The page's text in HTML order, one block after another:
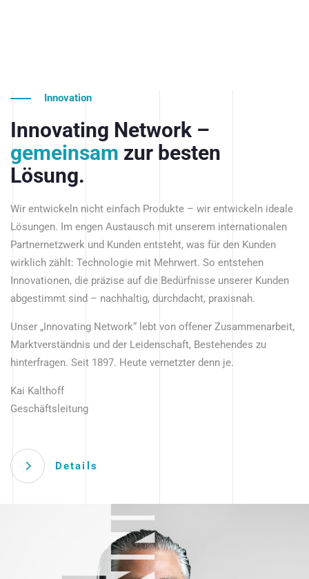
Innovation
Innovating Network –
gemeinsam zur besten
Lösung.
Wir entwickeln nicht einfach Produkte – wir entwickeln ideale
Lösungen. Im engen Austausch mit unserem internationalen
Partnernetzwerk und Kunden entsteht, was für den Kunden
wirklich zählt: Technologie mit Mehrwert. So entstehen
Innovationen, die präzise auf die Bedürfnisse unserer Kunden
abgestimmt sind – nachhaltig, durchdacht, praxisnah.
Unser „Innovating Network“ lebt von offener Zusammenarbeit,
Marktverständnis und der Leidenschaft, Bestehendes zu
hinterfragen. Seit 1897. Heute vernetzter denn je.
Kai Kalthoff
Geschäftsleitung
Details